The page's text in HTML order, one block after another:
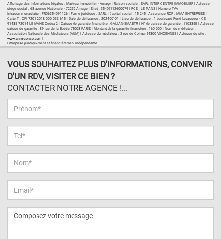
Affichage des informations légales : Marteau immobilier - Arnage | Raison sociale : SARL INTER CENTRE IMMOBILIER | Adresse
siège social : 68 avenue Nationale - 72230 Arnage | Siret : 35409112600079 | RCS : LE MANS | Numero TVA
Intracommunautaire : FR06354091126 | Forme juridique : SARL | Capital social : 15 245 | Assurance RCP : MMA ENTREPRISE |
Carte T : CPI 7201 2018 000 033 615 | Date de délivrance : 2024-07-01 | Lieu de délivrance : 1 boulevard René Levasseur - CS
91435 72014 LE MANS Cedex 2 | Caisse de garantie financière : GALIAN-SMABTP. | N° de caisse de garantie : 110335E | Adresse
caisse de garantie : 89 rue de la Boétie 75008 PARIS | Montant de la garantie financière : 160 000 | Nom du médiateur :
Association Nationale des Médiateurs (ANM) | Adresse du médiateur : 2 rue de Colmar 94300 VINCENNES | Adresse du site :
www.anm-conso.com
Entreprise juridiquement et financièrement indépendante
VOUS SOUHAITEZ PLUS D'INFORMATIONS, CONVENIR
D'UN RDV, VISITER CE BIEN ?
CONTACTER NOTRE AGENCE !...